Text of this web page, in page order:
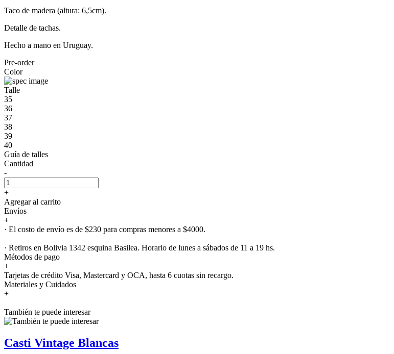
Taco de madera (altura: 6,5cm).
Detalle de tachas.
Hecho a mano en Uruguay.
Pre-order
Color
Talle
35
36
37
38
39
40
Guía de talles
Cantidad
-
+
Agregar al carrito
Envíos
+
· El costo de envío es de $230 para compras menores a $4000.
· Retiros en Bolivia 1342 esquina Basilea. Horario de lunes a sábados de 11 a 19 hs.
Métodos de pago
+
Tarjetas de crédito Visa, Mastercard y OCA, hasta 6 cuotas sin recargo.
Materiales y Cuidados
+
También te puede interesar
Casti Vintage Blancas